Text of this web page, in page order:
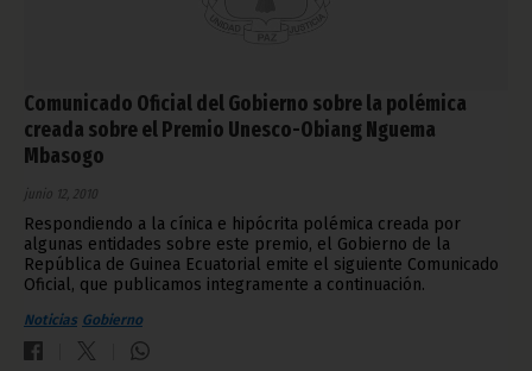
Comunicado Oficial del Gobierno sobre la polémica
creada sobre el Premio Unesco-Obiang Nguema
Mbasogo
junio 12, 2010
Respondiendo a la cínica e hipócrita polémica creada por
algunas entidades sobre este premio, el Gobierno de la
República de Guinea Ecuatorial emite el siguiente Comunicado
Oficial, que publicamos integramente a continuación.
Noticias Gobierno